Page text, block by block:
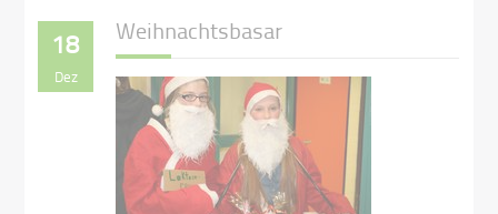
18
Dez
Weihnachtsbasar